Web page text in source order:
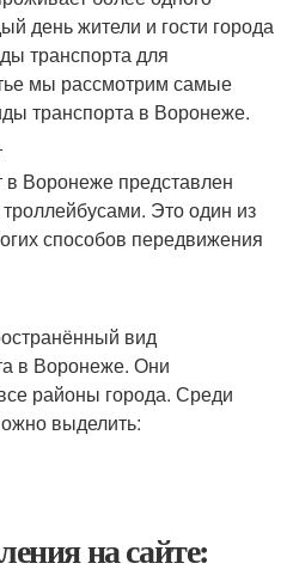
день жители и гости города
транспорта для
мы рассмотрим самые
транспорта в Воронеже.
Воронеже представлен
Это один из
способов передвижения
вид
в Воронеже. Они
районы города. Среди
выделить:
на сайте: